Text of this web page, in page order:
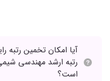
آیا امکان تخمین رتبه
است؟